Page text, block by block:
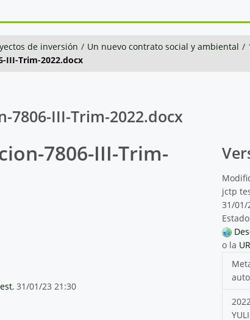
de inversión / Un nuevo contrato social y ambiental /
III-Trim-2022.docx
7806-III-Trim-2022.docx
7806-III-Trim-
, 31/01/23 21:30
jctp
31/01/
o la